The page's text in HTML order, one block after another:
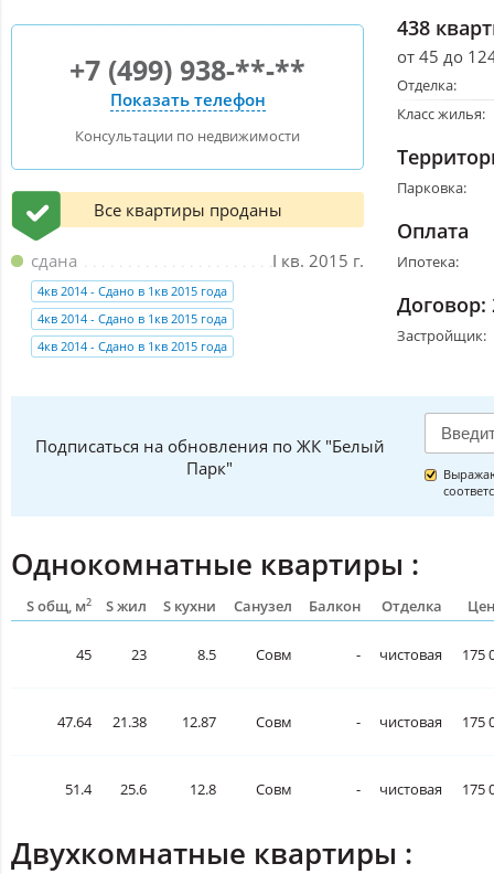
+7 (499) 938-**-**
Показать телефон
Консультации по недвижимости
Все квартиры проданы
I кв. 2015 г.
сдана
4кв 2014 - Сдано в 1кв 2015 года
4кв 2014 - Сдано в 1кв 2015 года
4кв 2014 - Сдано в 1кв 2015 года
438
от 45 до
Отделка:
Класс жилья:
Парковка:
Оплата
Ипотека:
Договор:
Застройщик:
Подписаться на обновления по ЖК "Белый
Парк"
Однокомнатные квартиры :
S общ, м2 S жил S кухни Санузел Балкон Отделка
45 23 8.5 Совм - чистовая 175
47.64 21.38 12.87 Совм - чистовая 175
51.4 25.6 12.8 Совм - чистовая 175
Двухкомнатные квартиры :